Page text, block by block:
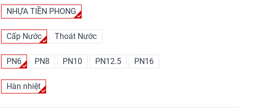
NHỰA TIỀN PHONG
Cấp Nước Thoát Nước
PN6 PN8 PN10 PN12.5 PN16
Hàn nhiệt